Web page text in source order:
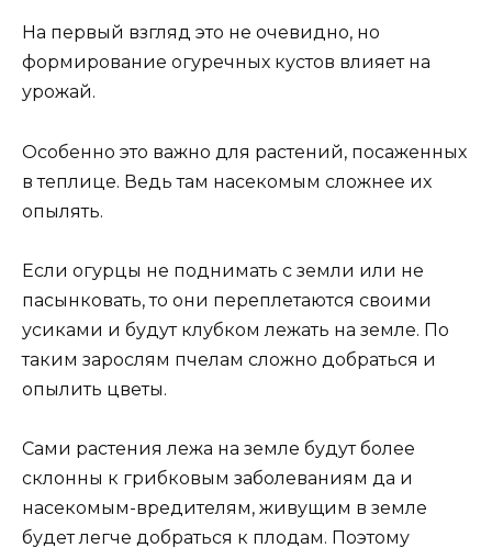
На первый взгляд это не очевидно, но
формирование огуречных кустов влияет на
урожай.
Особенно это важно для растений, посаженных
в теплице. Ведь там насекомым сложнее их
опылять.
Если огурцы не поднимать с земли или не
пасынковать, то они переплетаются своими
усиками и будут клубком лежать на земле. По
таким зарослям пчелам сложно добраться и
опылить цветы.
Сами растения лежа на земле будут более
склонны к грибковым заболеваниям да и
насекомым-вредителям, живущим в земле
будет легче добраться к плодам. Поэтому